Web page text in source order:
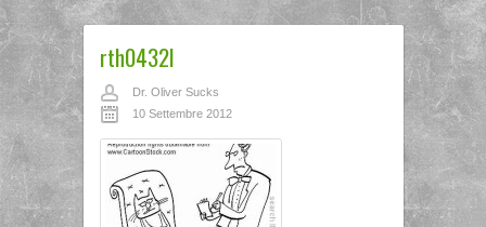
rth0432l
Dr. Oliver Sucks
10 Settembre 2012